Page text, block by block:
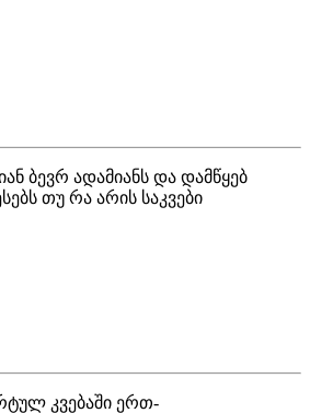
ბევრ ადამიანს და დამწყებ
თუ რა არის საკვები
კვებაში ერთ-